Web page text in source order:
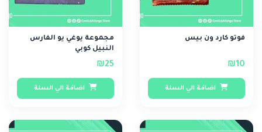
فوتو كارد ون بيس
₪10
اضافة الي السلة
مجموعة يوغي يو الفارس
النبيل كوبي
₪25
اضافة الي السلة